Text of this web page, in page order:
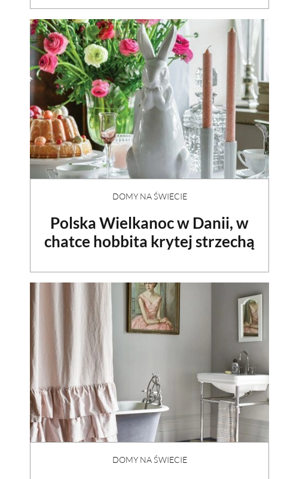
DOMY NA ŚWIECIE
Polska Wielkanoc w Danii, w
chatce hobbita krytej strzechą
DOMY NA ŚWIECIE